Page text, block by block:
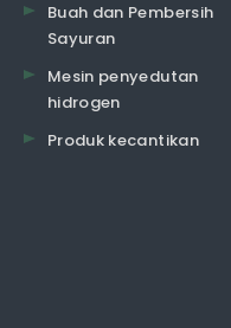
Buah dan Pembersih
Sayuran
Mesin penyedutan
hidrogen
Produk kecantikan